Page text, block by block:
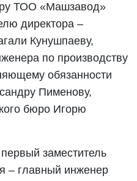
ТОО «Машзавод»
директора –
Кунушпаеву,
по производству
обязанности
Пименову,
бюро Игорю
заместитель
– главный инженер